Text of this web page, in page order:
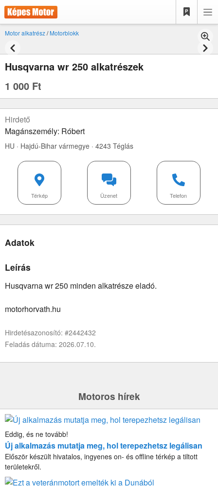
Motor alkatrész/Motorblokk
Husqvarna wr 250 alkatrészek
1 000 Ft
Hirdető
Magánszemély: Róbert
HU · Hajdú-Bihar vármegye · 4243 Téglás
Telefon
Üzenet
Térkép
Adatok
Leírás
Husqvarna wr 250 minden alkatrésze eladó.
motorhorvath.hu
Hirdetésazonosító: #2442432
Feladás dátuma: 2026.07.10.
Motoros hírek
Eddig, és ne tovább!
Új alkalmazás mutatja meg, hol terepezhetsz legálisan
Először készült hivatalos, ingyenes on- és offline térkép a tiltott
területekről.